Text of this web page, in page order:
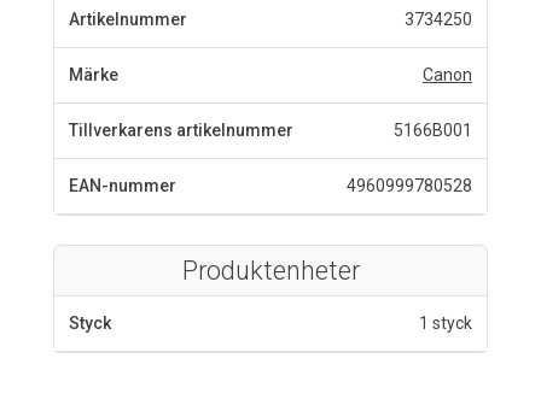
Artikelnummer 3734250
Märke Canon
Tillverkarens artikelnummer 5166B001
EAN-nummer 4960999780528
Produktenheter
Styck 1 styck